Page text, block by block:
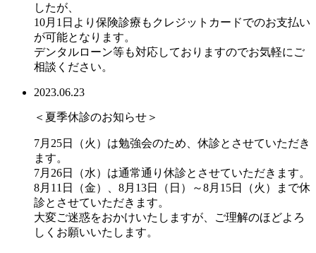
したが、
10月1日より保険診療もクレジットカードでのお支払い
が可能となります。
デンタルローン等も対応しておりますのでお気軽にご
相談ください。
2023.06.23
＜夏季休診のお知らせ＞
7月25日（火）は勉強会のため、休診とさせていただき
ます。
7月26日（水）は通常通り休診とさせていただきます。
8月11日（金）、8月13日（日）～8月15日（火）まで休
診とさせていただきます。
大変ご迷惑をおかけいたしますが、ご理解のほどよろ
しくお願いいたします。